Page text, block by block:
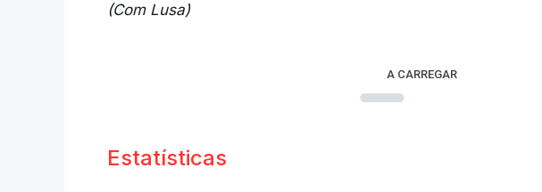
(Com Lusa)
A CARREGAR
Estatísticas